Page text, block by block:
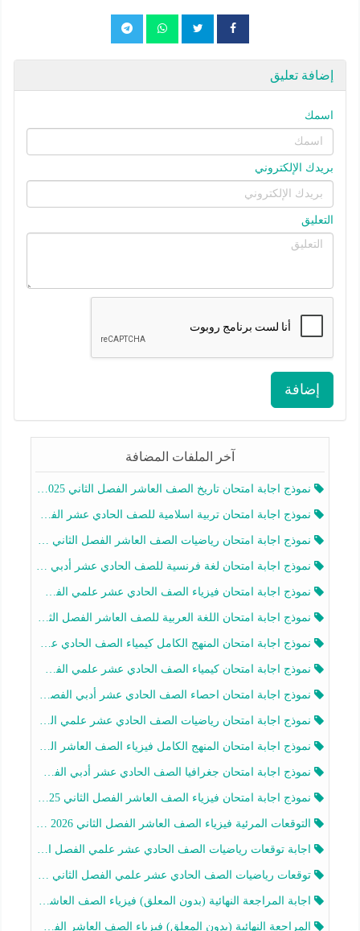
إضافة تعليق
اسمك
بريدك الإلكتروني
التعليق
إضافة
آخر الملفات المضافة
نموذج اجابة امتحان تاريخ الصف العاشر الفصل الثاني 2025-2026
نموذج اجابة امتحان تربية اسلامية للصف الحادي عشر الفصل الثاني 2025-2026
نموذج اجابة امتحان رياضيات الصف العاشر الفصل الثاني 2025-2026
نموذج اجابة امتحان لغة فرنسية للصف الحادي عشر أدبي الفصل الثاني 2025-2026
نموذج اجابة امتحان فيزياء الصف الحادي عشر علمي الفصل الثاني 2025-2026
نموذج اجابة امتحان اللغة العربية للصف العاشر الفصل الثاني 2025-2026
نموذج اجابة امتحان المنهج الكامل كيمياء الصف الحادي عشر علمي الفصل الثاني 2025-2026
نموذج اجابة امتحان كيمياء الصف الحادي عشر علمي الفصل الثاني 2025-2026
نموذج اجابة امتحان احصاء الصف الحادي عشر أدبي الفصل الثاني 2025-2026
نموذج اجابة امتحان رياضيات الصف الحادي عشر علمي الفصل الثاني 2025-2026
نموذج اجابة امتحان المنهج الكامل فيزياء الصف العاشر الفصل الثاني 2025-2026
نموذج اجابة امتحان جغرافيا الصف الحادي عشر أدبي الفصل الثاني 2025-2026
نموذج اجابة امتحان فيزياء الصف العاشر الفصل الثاني 2025-2026
التوقعات المرئية فيزياء الصف العاشر الفصل الثاني 2026 أ هيثم الليثي
اجابة توقعات رياضيات الصف الحادي عشر علمي الفصل الثاني 2025-2026 أ عمرو فايز
توقعات رياضيات الصف الحادي عشر علمي الفصل الثاني 2025-2026 أ عمرو فايز
اجابة المراجعة النهائية (بدون المعلق) فيزياء الصف العاشر الفصل الثاني أ أحمد نبيه
المراجعة النهائية (بدون المعلق) فيزياء الصف العاشر الفصل الثاني أ أحمد نبيه